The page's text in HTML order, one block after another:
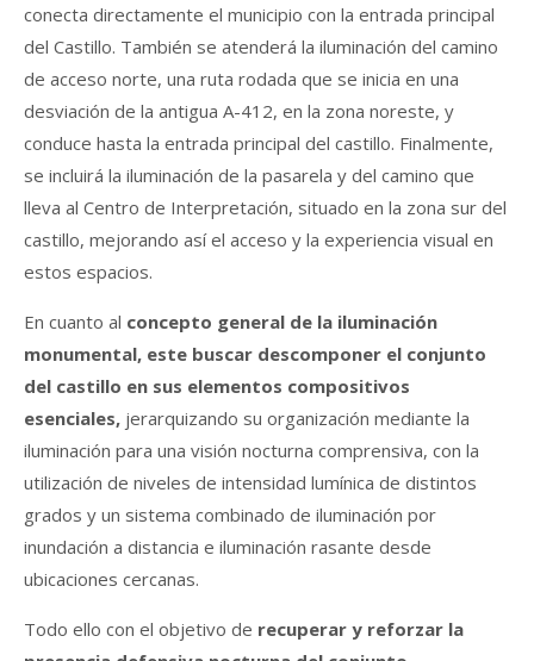
conecta directamente el municipio con la entrada principal
del Castillo. También se atenderá la iluminación del camino
de acceso norte, una ruta rodada que se inicia en una
desviación de la antigua A-412, en la zona noreste, y
conduce hasta la entrada principal del castillo. Finalmente,
se incluirá la iluminación de la pasarela y del camino que
lleva al Centro de Interpretación, situado en la zona sur del
castillo, mejorando así el acceso y la experiencia visual en
estos espacios.
En cuanto al concepto general de la iluminación
monumental, este buscar descomponer el conjunto
del castillo en sus elementos compositivos
esenciales, jerarquizando su organización mediante la
iluminación para una visión nocturna comprensiva, con la
utilización de niveles de intensidad lumínica de distintos
grados y un sistema combinado de iluminación por
inundación a distancia e iluminación rasante desde
ubicaciones cercanas.
Todo ello con el objetivo de recuperar y reforzar la